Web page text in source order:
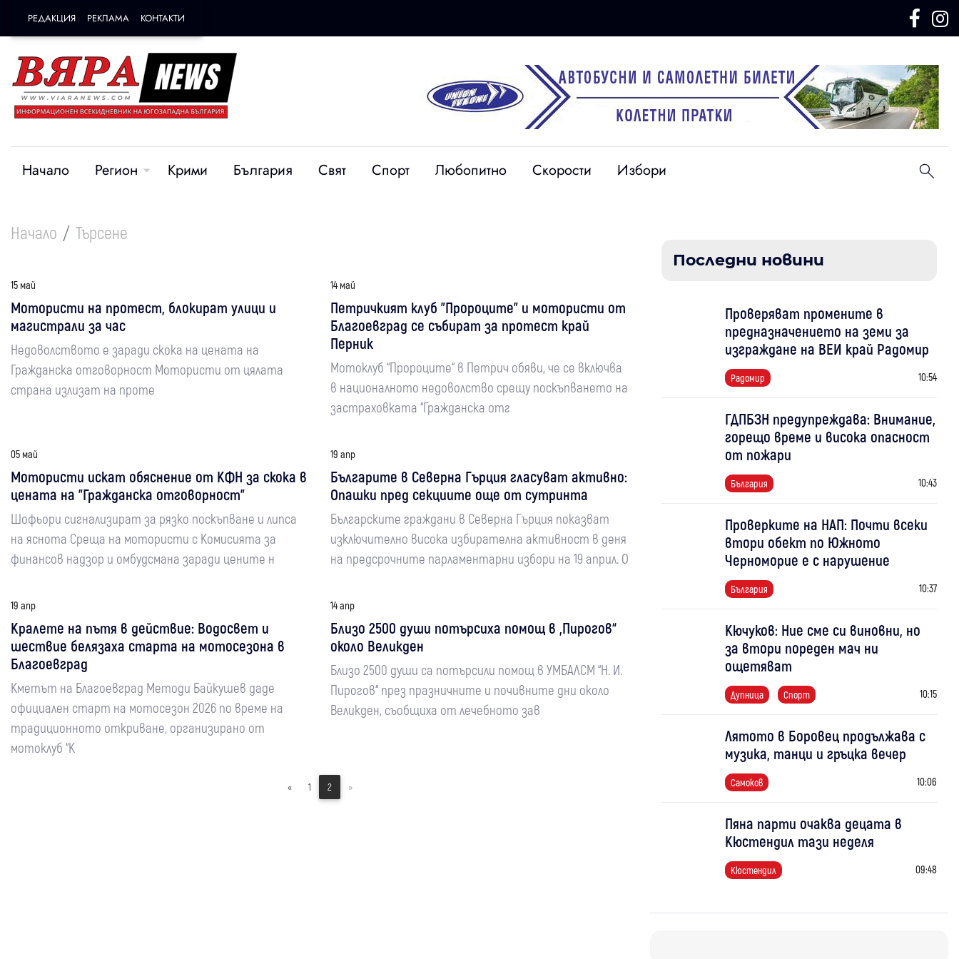
РЕДАКЦИЯ РЕКЛАМА КОНТАКТИ
Начало Регион Крими България Свят Спорт Любопитно Скорости Избори
Начало Търсене
15 май
Мотористи на протест, блокират улици и
магистрали за час
Недоволството е заради скока на цената на
Гражданска отговорност Мотористи от цялата
страна излизат на проте
14 май
Петричкият клуб "Пророците" и мотористи от
Благоевград се събират за протест край
Перник
Мотоклуб “Пророците“ в Петрич обяви, че се включва
в националното недоволство срещу поскъпването на
застраховката “Гражданска отг
05 май
Мотористи искат обяснение от КФН за скока в
цената на "Гражданска отговорност"
Шофьори сигнализират за рязко поскъпване и липса
на яснота Среща на мотористи с Комисията за
финансов надзор и омбудсмана заради цените н
19 апр
Българите в Северна Гърция гласуват активно:
Опашки пред секциите още от сутринта
Българските граждани в Северна Гърция показват
изключително висока избирателна активност в деня
на предсрочните парламентарни избори на 19 април. О
19 апр
Кралете на пътя в действие: Водосвет и
шествие белязаха старта на мотосезона в
Благоевград
Кметът на Благоевград Методи Байкушев даде
официален старт на мотосезон 2026 по време на
традиционното откриване, организирано от
мотоклуб “К
14 апр
Близо 2500 души потърсиха помощ в „Пирогов“
около Великден
Близо 2500 души са потърсили помощ в УМБАЛСМ “Н. И.
Пирогов“ през празничните и почивните дни около
Великден, съобщиха от лечебното зав
« 1 2 »
Последни новини
Проверяват промените в
предназначението на земи за
изграждане на ВЕИ край Радомир
Радомир 10:54
ГДПБЗН предупреждава: Внимание,
горещо време и висока опасност
от пожари
България 10:43
Проверките на НАП: Почти всеки
втори обект по Южното
Черноморие е с нарушение
България 10:37
Кючуков: Ние сме си виновни, но
за втори пореден мач ни
ощетяват
Дупница Спорт 10:15
Лятото в Боровец продължава с
музика, танци и гръцка вечер
Самоков 10:06
Пяна парти очаква децата в
Кюстендил тази неделя
Кюстендил 09:48